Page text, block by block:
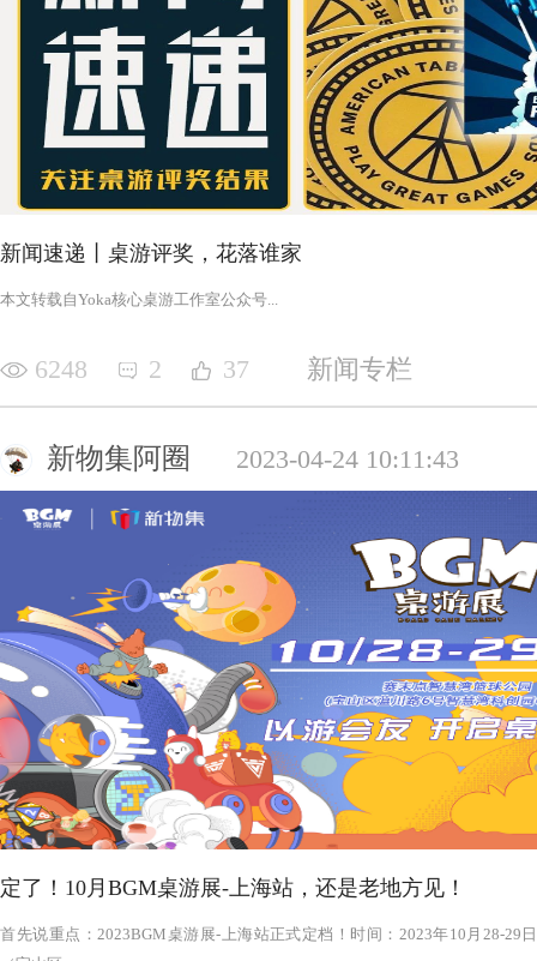
新闻速递丨桌游评奖，花落谁家
‍‍‍‍‍‍‍‍‍‍‍‍‍‍‍‍‍‍‍‍本文转载自Yoka核心桌游工作室公众号‍‍‍...
6248 2 37 新闻专栏
新物集阿圈 2023-04-24 10:11:43
定了！10月BGM桌游展-上海站，还是老地方见！
首先说重点：2023BGM桌游展-上海站正式定档！时间：2023年10月28-29